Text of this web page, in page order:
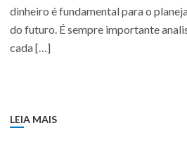
dinheiro é fundamental para o
do futuro. É sempre importante
cada […]
LEIA MAIS